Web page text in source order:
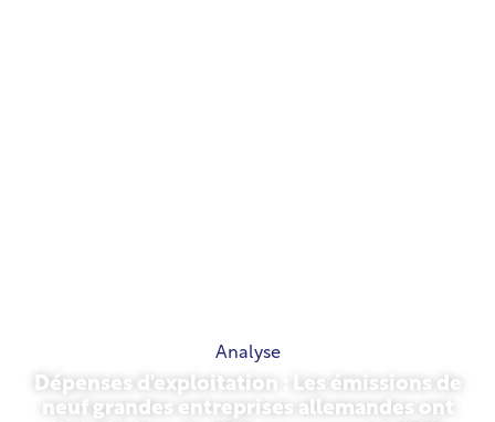
Analyse
Dépenses d'exploitation : Les émissions de
neuf grandes entreprises allemandes ont